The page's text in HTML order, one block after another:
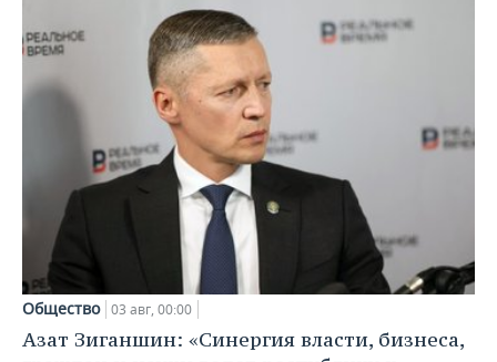
Общество 03 авг, 00:00
Азат Зиганшин: «Синергия власти, бизнеса,